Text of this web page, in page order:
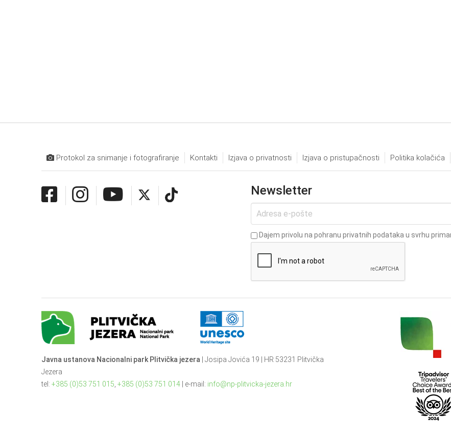
Protokol za snimanje i fotografiranje Kontakti Izjava o privatnosti Izjava o pristupačnosti Politika kolačića
Newsletter
Dajem privolu na pohranu privatnih podataka u svrhu
Javna ustanova Nacionalni park Plitvička jezera| Josipa Jovića 19 | HR 53231 Plitvička
Jezera
tel: +385 (0)53 751 015, +385 (0)53 751 014| e-mail: info@np-plitvicka-jezera.hr